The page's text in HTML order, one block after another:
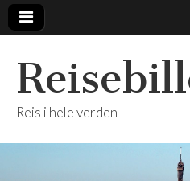
Reis i hele verden